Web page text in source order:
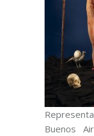
Buenos